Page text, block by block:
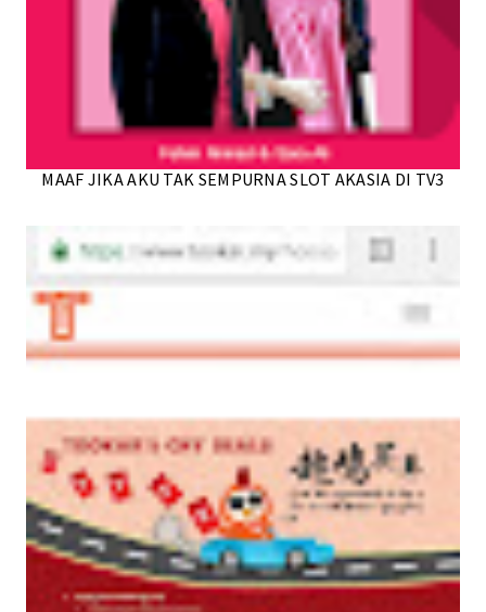
MAAF JIKA AKU TAK SEMPURNA SLOT AKASIA DI TV3